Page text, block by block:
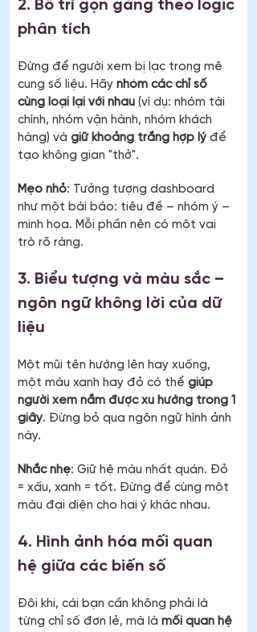
2. Bố trí gọn gàng theo logic
phân tích
Đừng để người xem bị lạc trong mê
cung số liệu. Hãy nhóm các chỉ số
cùng loại lại với nhau (ví dụ: nhóm tài
chính, nhóm vận hành, nhóm khách
hàng) và giữ khoảng trắng hợp lý để
tạo không gian "thở".
Mẹo nhỏ: Tưởng tượng dashboard
như một bài báo: tiêu đề – nhóm ý –
minh họa. Mỗi phần nên có một vai
trò rõ ràng.
3. Biểu tượng và màu sắc –
ngôn ngữ không lời của dữ
liệu
Một mũi tên hướng lên hay xuống,
một màu xanh hay đỏ có thể giúp
người xem nắm được xu hướng trong 1
giây. Đừng bỏ qua ngôn ngữ hình ảnh
này.
Nhắc nhẹ: Giữ hệ màu nhất quán. Đỏ
= xấu, xanh = tốt. Đừng để cùng một
màu đại diện cho hai ý khác nhau.
4. Hình ảnh hóa mối quan
hệ giữa các biến số
Đôi khi, cái bạn cần không phải là
từng chỉ số đơn lẻ, mà là mối quan hệ